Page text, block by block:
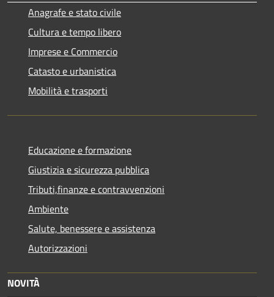
Anagrafe e stato civile
Cultura e tempo libero
Imprese e Commercio
Catasto e urbanistica
Mobilità e trasporti
Educazione e formazione
Giustizia e sicurezza pubblica
Tributi,finanze e contravvenzioni
Ambiente
Salute, benessere e assistenza
Autorizzazioni
NOVITÀ